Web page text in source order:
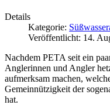
Details
Kategorie:
Veröffentlicht: 14.
Nachdem PETA seit ein
Anglerinnen und Angler
aufmerksam machen,
Gemeinnützigkeit der
hat.